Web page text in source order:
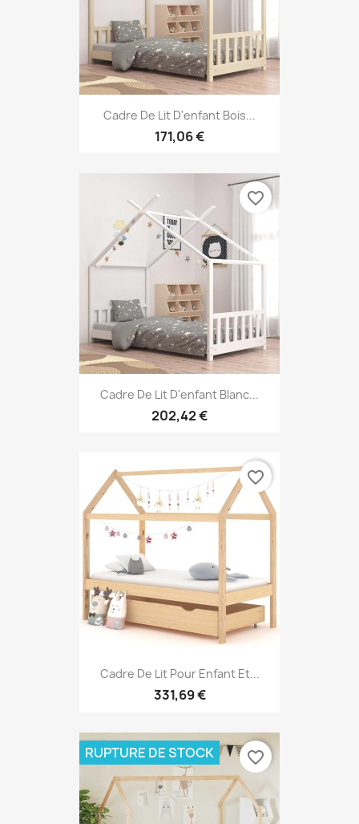
Cadre De Lit D'enfant Bois...
171,06 €
Cadre De Lit D'enfant Blanc...
202,42 €
favorite_border
Cadre De Lit Pour Enfant Et...
331,69 €
favorite_border
RUPTURE DE STOCK favorite_border